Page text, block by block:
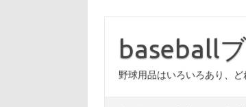
baseball
野球用品はいろいろあり、